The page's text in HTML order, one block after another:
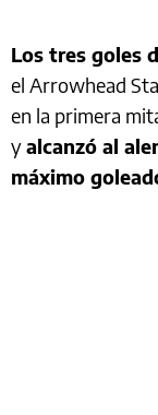
Los tres goles
el Arrowhead
en la primera
yalcanzó al
máximo